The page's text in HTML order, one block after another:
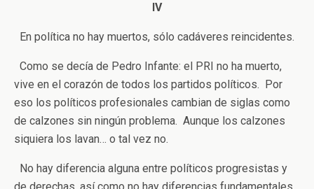
IV
En política no hay muertos, sólo cadáveres reincidentes.
Como se decía de Pedro Infante: el PRI no ha muerto,
vive en el corazón de todos los partidos políticos. Por
eso los políticos profesionales cambian de siglas como
de calzones sin ningún problema. Aunque los calzones
siquiera los lavan… o tal vez no.
No hay diferencia alguna entre políticos progresistas y